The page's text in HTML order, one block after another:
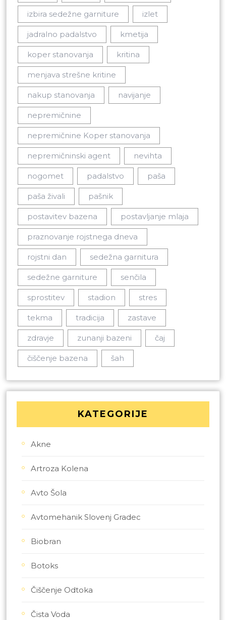
izbira sedežne garniture izlet
jadralno padalstvo kmetija
koper stanovanja kritina
menjava strešne kritine
nakup stanovanja navijanje
nepremičnine
nepremičnine Koper stanovanja
nepremičninski agent nevihta
nogomet padalstvo paša
paša živali pašnik
postavitev bazena postavljanje mlaja
praznovanje rojstnega dneva
rojstni dan sedežna garnitura
sedežne garniture senčila
sprostitev stadion stres
tekma tradicija zastave
zdravje zunanji bazeni čaj
čiščenje bazena šah
KATEGORIJE
Akne
Artroza Kolena
Avto Šola
Avtomehanik Slovenj Gradec
Biobran
Botoks
Čiščenje Odtoka
Čista Voda